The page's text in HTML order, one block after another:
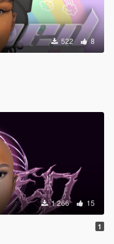
522 8
1 266 15
1